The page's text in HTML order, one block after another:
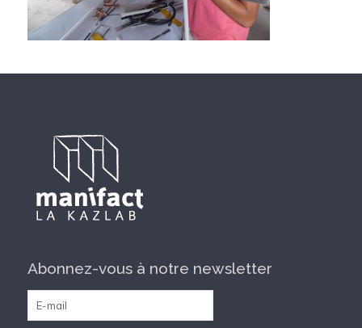
Abonnez-vous à notre newsletter